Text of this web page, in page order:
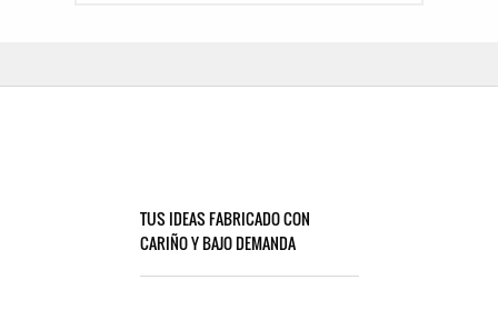
TUS IDEAS FABRICADO CON
CARIÑO Y BAJO DEMANDA